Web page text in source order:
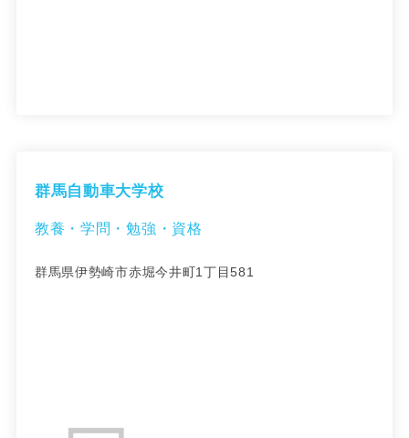
群馬自動車大学校
教養・学問・勉強・資格
群馬県伊勢崎市赤堀今井町1丁目581